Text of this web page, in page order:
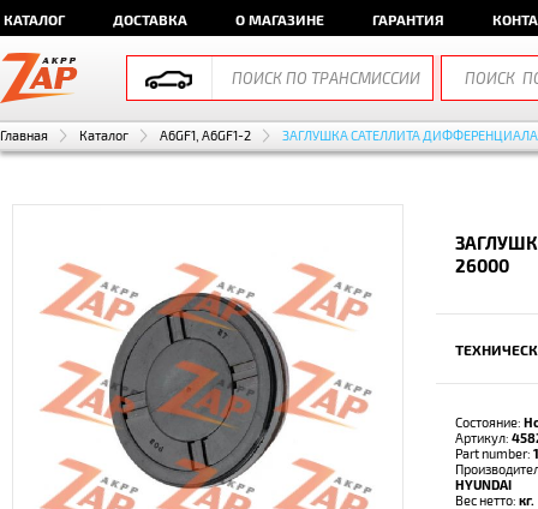
КАТАЛОГ ДОСТАВКА О МАГАЗИНЕ ГАРАНТИЯ
Главная Каталог A6GF1, A6GF1-2 ЗАГЛУШКА САТЕЛЛИТА ДИФФЕРЕНЦИАЛА
26000
Состояние:
Артикул:
Part number:
HYUNDAI
Вес нетто: кг.